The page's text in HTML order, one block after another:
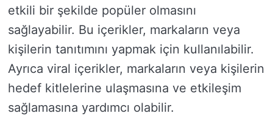
etkili bir şekilde popüler olmasını
sağlayabilir. Bu içerikler, markaların veya
kişilerin tanıtımını yapmak için kullanılabilir.
Ayrıca viral içerikler, markaların veya kişilerin
hedef kitlelerine ulaşmasına ve etkileşim
sağlamasına yardımcı olabilir.